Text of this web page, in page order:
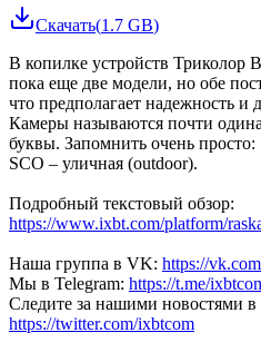
Скачать(1.7 GB)
В копилке устройств Триколор
пока еще две модели, но обе
что предполагает надежность и
Камеры называются почти
буквы. Запомнить очень
SCO – уличная (outdoor).
Подробный текстовый обзор:
https://www.ixbt.com/platform/
Наша группа в VK: https://
Мы в Telegram: https://t.me/
Следите за нашими новостями в
https://twitter.com/ixbtcom